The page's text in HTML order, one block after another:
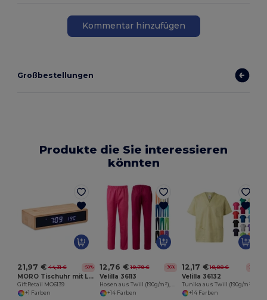
Kommentar hinzufügen
Großbestellungen
Produkte die Sie interessieren
könnten
21,97 € 44,31 € -50%
MORO Tischuhr mit Ladestation
GiftRetail MO6139
+1 Farben
12,76 € 19,79 € -36%
Velilla 36113
+14 Farben
12,17 € 18,88 € -36%
Velilla 36132
+14 Farben